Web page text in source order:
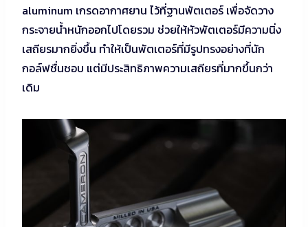
aluminum เกรดอากาศยาน ไว้ที่ฐานพัตเตอร์ เพื่อจัดวาง
กระจายน้ำหนักออกไปโดยรวม ช่วยให้หัวพัตเตอร์มีความนิ่ง
เสถียรมากยิ่งขึ้น ทำให้เป็นพัตเตอร์ที่มีรูปทรงอย่างที่นัก
กอล์ฟชื่นชอบ แต่มีประสิทธิภาพความเสถียรที่มากขึ้นกว่า
เดิม